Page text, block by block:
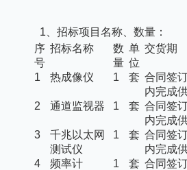
1、招标项目名称、数量：
序
号
招标名称
数
量
单
位
交货期
1 热成像仪 1 套 合同签
内完成
2
通道监视器 1 套 合同签
内完成
3
千兆以太网
测试仪
1 套 合同签
内完成
4
频率计 1 套 合同签